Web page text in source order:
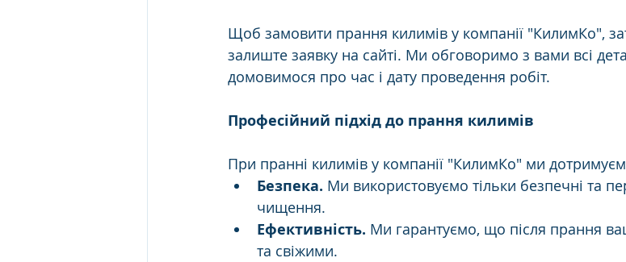
Щоб замовити прання килимів у компанії "КилимКо",
залиште заявку на сайті. Ми обговоримо з вами всі
домовимося про час і дату проведення робіт.
Професійний підхід до прання килимів
При пранні килимів у компанії "КилимКо" ми
Безпека. Ми використовуємо тільки безпечні та
чищення.
Ефективність. Ми гарантуємо, що після прання
та свіжими.